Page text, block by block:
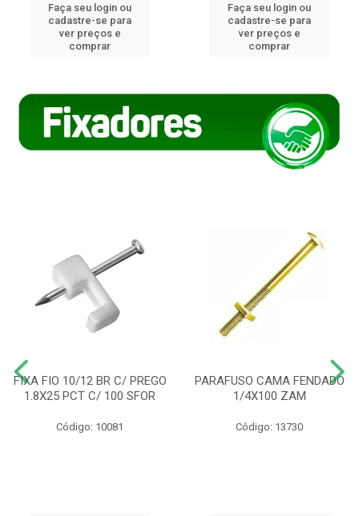
Faça seu login ou
cadastre-se para
ver preços e
comprar
Faça seu login ou
cadastre-se para
ver preços e
comprar
FIXA FIO 10/12 BR C/ PREGO
1.8X25 PCT C/ 100 SFOR
Código: 10081
PARAFUSO CAMA FENDADO
1/4X100 ZAM
Código: 13730